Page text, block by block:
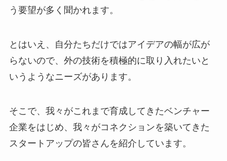
う要望が多く聞かれます。
とはいえ、自分たちだけではアイデアの幅が広が
らないので、外の技術を積極的に取り入れたいと
いうようなニーズがあります。
そこで、我々がこれまで育成してきたベンチャー
企業をはじめ、我々がコネクションを築いてきた
スタートアップの皆さんを紹介しています。